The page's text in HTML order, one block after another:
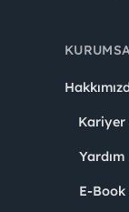
Kariyer
Yardım
E-Book